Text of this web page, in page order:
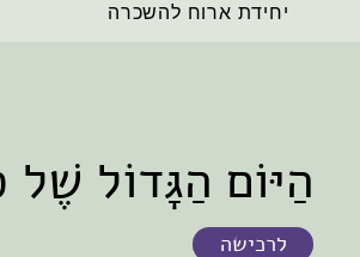
יחידת ארוח להשכרה
לרכישה
הַיּוֹם הַגָּדוֹל שֶׁל